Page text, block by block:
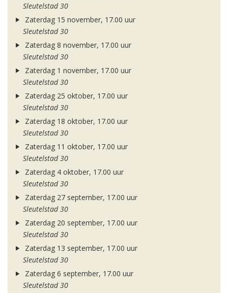
Sleutelstad 30
Zaterdag 15 november, 17.00 uur
Sleutelstad 30
Zaterdag 8 november, 17.00 uur
Sleutelstad 30
Zaterdag 1 november, 17.00 uur
Sleutelstad 30
Zaterdag 25 oktober, 17.00 uur
Sleutelstad 30
Zaterdag 18 oktober, 17.00 uur
Sleutelstad 30
Zaterdag 11 oktober, 17.00 uur
Sleutelstad 30
Zaterdag 4 oktober, 17.00 uur
Sleutelstad 30
Zaterdag 27 september, 17.00 uur
Sleutelstad 30
Zaterdag 20 september, 17.00 uur
Sleutelstad 30
Zaterdag 13 september, 17.00 uur
Sleutelstad 30
Zaterdag 6 september, 17.00 uur
Sleutelstad 30